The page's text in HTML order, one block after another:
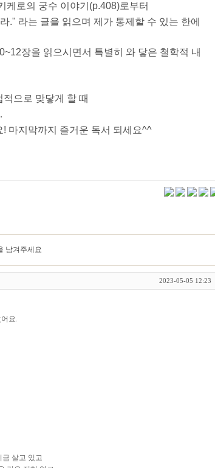
케로의 궁수 이야기(p.408)로부터
." 라는 글을 읽으며 제가 통제할 수 있는 한에
장을 읽으시면서 특별히 와 닿은 철학적 내
으로 맞닿게 할 때
마지막까지 즐거운 독서 되세요^^
남겨주세요
2023-05-05 12:23
요.
살고 있고